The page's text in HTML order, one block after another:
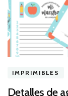
IMPRIMIBLES
Detalles de